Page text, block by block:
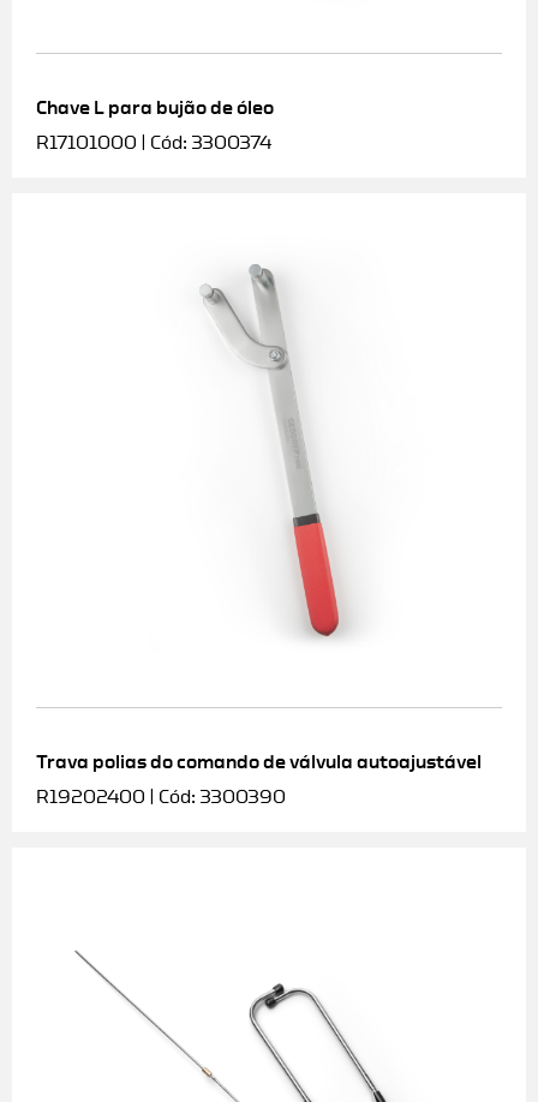
Chave L para bujão de óleo
R17101000 | Cód: 3300374
Trava polias do comando de válvula autoajustável
R19202400 | Cód: 3300390